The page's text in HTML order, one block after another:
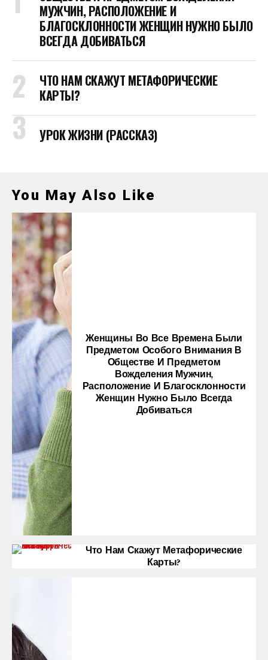
МУЖЧИН, РАСПОЛОЖЕНИЕ И
БЛАГОСКЛОННОСТИ ЖЕНЩИН НУЖНО БЫЛО
ВСЕГДА ДОБИВАТЬСЯ
ЧТО НАМ СКАЖУТ МЕТАФОРИЧЕСКИЕ
КАРТЫ?
УРОК ЖИЗНИ (РАССКАЗ)
You May Also Like
Женщины Во Все Времена Были
Предметом Особого Внимания В
Обществе И Предметом
Вожделения Мужчин,
Расположение И Благосклонности
Женщин Нужно Было Всегда
Добиваться
Что Нам Скажут Метафорические
Карты?